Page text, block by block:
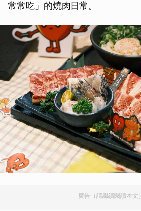
常常吃」的燒肉日常。
廣告（請繼續閱讀本文）